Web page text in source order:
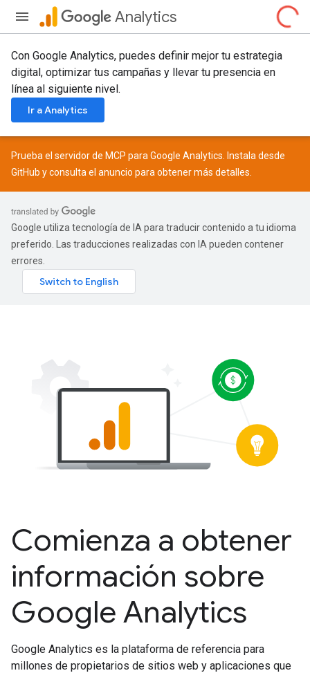
Analytics
Con Google Analytics, puedes definir mejor tu estrategia
digital, optimizar tus campañas y llevar tu presencia en
línea al siguiente nivel.
Ir a Analytics
Prueba el servidor de MCP para Google Analytics. Instala desde
GitHub y consulta el anuncio para obtener más detalles.
Google utiliza tecnología de IA para traducir contenido a tu idioma
preferido. Las traducciones realizadas con IA pueden contener
errores.
Comienza a obtener
información sobre
Google Analytics
Google Analytics es la plataforma de referencia para
millones de propietarios de sitios web y aplicaciones que